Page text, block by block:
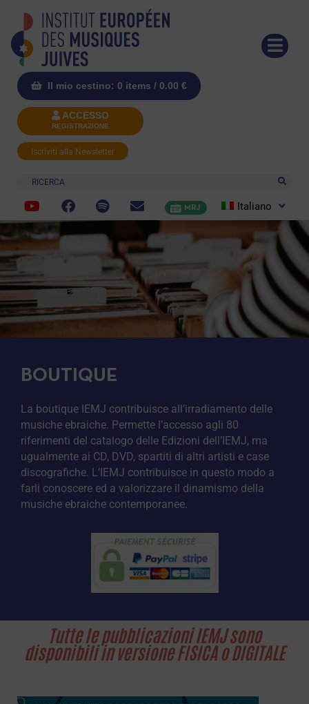
Il mio cestino: 0 items / 0.00 €
ACCESSO
REGISTRAZIONE
Iscriviti alla Newsletter
Ricerca
MRJ Italiano
BOUTIQUE
La boutique IEMJ contribuisce all’irradiamento delle
musiche ebraiche. Permette l’accesso agli 80
riferimenti del catalogo delle Edizioni dell’IEMJ, ma
ugualmente ai CD, DVD, spartiti di altri artisti e case
discografiche. L’IEMJ contribuisce in questo modo a
farli conoscere ed a valorizzare il dinamismo della
musiche ebraiche contemporanee.
Tutte le pubblicazioni IEMJ sono
disponibili in versione FISICA o DIGITALE